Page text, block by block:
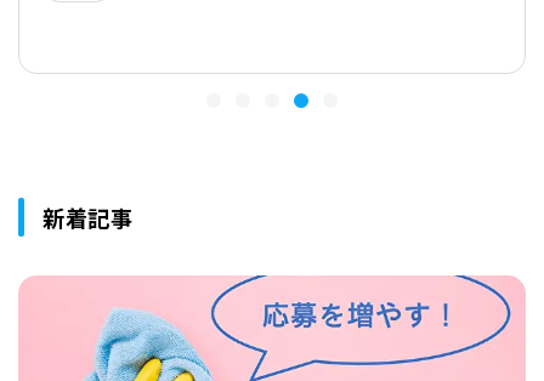
新着記事